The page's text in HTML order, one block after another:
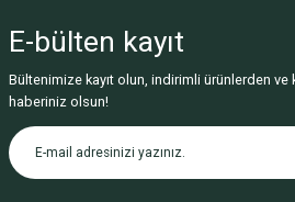
Görüş ve önerileriniz için teşekkür ederiz.
Ürün resmi kalitesiz, bozuk veya
Ürün açıklamasında eksik bilgiler
Ürün bilgilerinde hatalar bulunuyor.
E-bülten kayıt
Bültenimize kayıt olun, indirimli ürünlerden
haberiniz olsun!